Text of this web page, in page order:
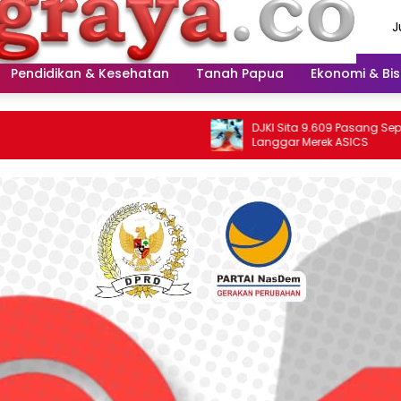
Pendidikan & Kesehatan Tanah Papua Ekonomi &
DJKI Sita 9.609 Pasang Sepatu Diduga
Langgar Merek ASICS